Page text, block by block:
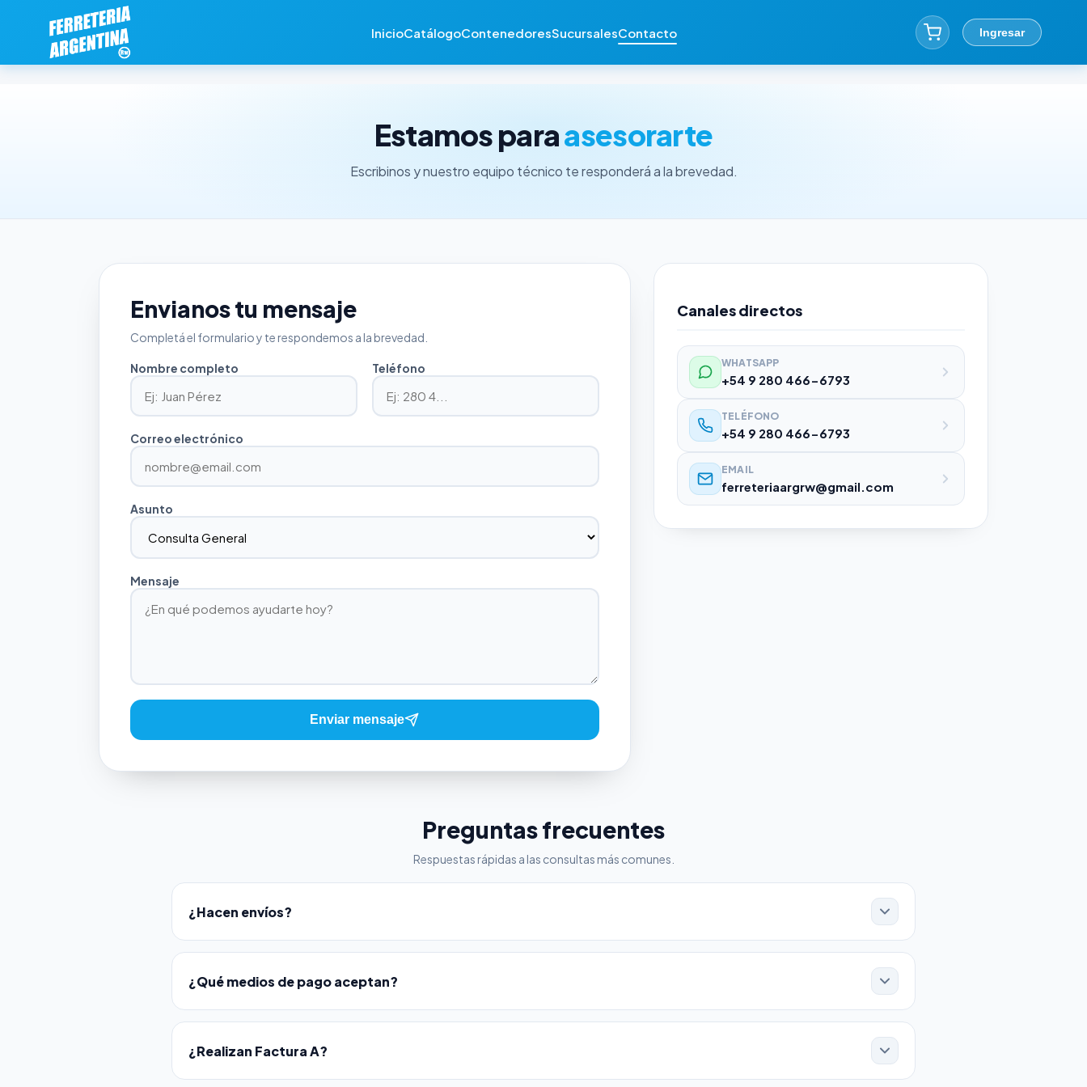
InicioCatálogoContenedoresSucursalesContacto Ingresar
Estamos paraasesorarte
Escribinos y nuestro equipo técnico te responderá a la brevedad.
Envianos tu mensaje
Completá el formulario y te respondemos a la brevedad.
Nombre completo Teléfono
Correo electrónico
Asunto
Mensaje
Enviar mensaje
Canales directos
WHATSAPP
+54 9 280 466-6793
TELÉFONO
+54 9 280 466-6793
EMAIL
ferreteriaargrw@gmail.com
Preguntas frecuentes
Respuestas rápidas a las consultas más comunes.
¿Hacen envíos?
¿Qué medios de pago aceptan?
¿Realizan Factura A?